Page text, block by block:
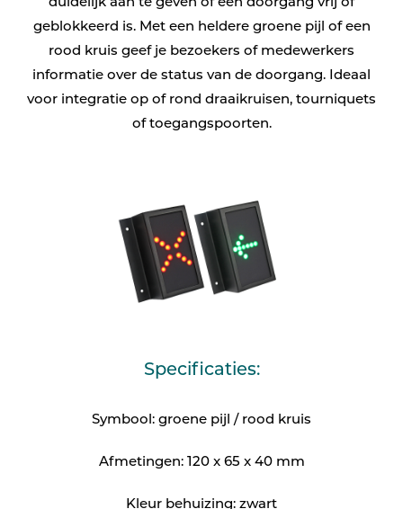
duidelijk aan te geven of een doorgang vrij of
geblokkeerd is. Met een heldere groene pijl of een
rood kruis geef je bezoekers of medewerkers
informatie over de status van de doorgang. Ideaal
voor integratie op of rond draaikruisen, tourniquets
of toegangspoorten.
Specificaties:
Symbool: groene pijl / rood kruis
Afmetingen: 120 x 65 x 40 mm
Kleur behuizing: zwart